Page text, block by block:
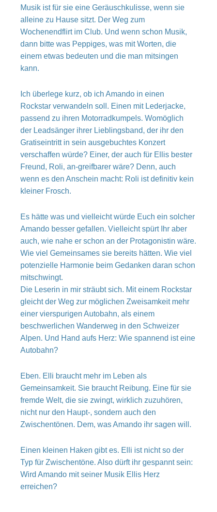
Musik ist für sie eine Geräuschkulisse, wenn sie
alleine zu Hause sitzt. Der Weg zum
Wochenendflirt im Club. Und wenn schon Musik,
dann bitte was Peppiges, was mit Worten, die
einem etwas bedeuten und die man mitsingen
kann.
Ich überlege kurz, ob ich Amando in einen
Rockstar verwandeln soll. Einen mit Lederjacke,
passend zu ihren Motorradkumpels. Womöglich
der Leadsänger ihrer Lieblingsband, der ihr den
Gratiseintritt in sein ausgebuchtes Konzert
verschaffen würde? Einer, der auch für Ellis bester
Freund, Roli, an-greifbarer wäre? Denn, auch
wenn es den Anschein macht: Roli ist definitiv kein
kleiner Frosch.
Es hätte was und vielleicht würde Euch ein solcher
Amando besser gefallen. Vielleicht spürt Ihr aber
auch, wie nahe er schon an der Protagonistin wäre.
Wie viel Gemeinsames sie bereits hätten. Wie viel
potenzielle Harmonie beim Gedanken daran schon
mitschwingt.
Die Leserin in mir sträubt sich. Mit einem Rockstar
gleicht der Weg zur möglichen Zweisamkeit mehr
einer vierspurigen Autobahn, als einem
beschwerlichen Wanderweg in den Schweizer
Alpen. Und Hand aufs Herz: Wie spannend ist eine
Autobahn?
Eben. Elli braucht mehr im Leben als
Gemeinsamkeit. Sie braucht Reibung. Eine für sie
fremde Welt, die sie zwingt, wirklich zuzuhören,
nicht nur den Haupt-, sondern auch den
Zwischentönen. Dem, was Amando ihr sagen will.
Einen kleinen Haken gibt es. Elli ist nicht so der
Typ für Zwischentöne. Also dürft ihr gespannt sein:
Wird Amando mit seiner Musik Ellis Herz
erreichen?